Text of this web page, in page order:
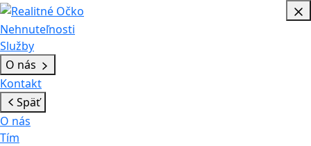
Nehnuteľnosti
Služby
O nás
Kontakt
Späť
O nás
Tím